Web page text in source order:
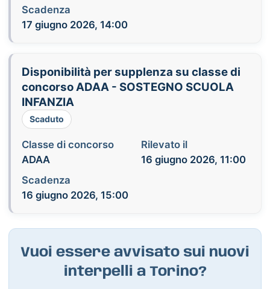
Scadenza
17 giugno 2026, 14:00
Disponibilità per supplenza su classe di
concorso ADAA - SOSTEGNO SCUOLA
INFANZIA
Scaduto
Classe di concorso
ADAA
Rilevato il
16 giugno 2026, 11:00
Scadenza
16 giugno 2026, 15:00
Vuoi essere avvisato sui nuovi
interpelli a Torino?